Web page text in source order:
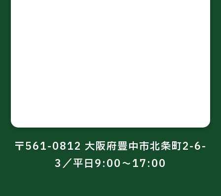
〒561-0812 大阪府豊中市北条町2-6-
3／平日9:00～17:00